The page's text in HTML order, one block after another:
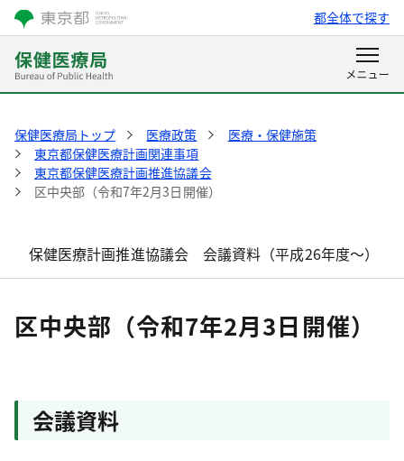
都全体で探す
保健医療局トップ 医療政策
医療・保健施策
東京都保健医療計画関連事項
東京都保健医療計画推進協議会
区中央部（令和7年2月3日開催）
保健医療計画推進協議会 会議資料（平成26年度～）
区中央部（令和7年2月3日開催）
会議資料